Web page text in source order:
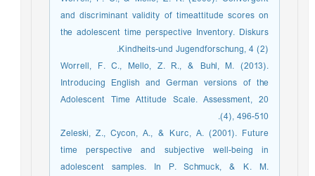
and discriminant validity of timeattitude scores on
the adolescent time perspective Inventory. Diskurs
Kindheits-und Jugendforschung, 4 (2).
Worrell, F. C., Mello, Z. R., & Buhl, M. (2013).
Introducing English and German versions of the
Adolescent Time Attitude Scale. Assessment, 20
(4), 496-510.
Zeleski, Z., Cycon, A., & Kurc, A. (2001). Future
time perspective and subjective well-being in
adolescent samples. In P. Schmuck, & K. M.